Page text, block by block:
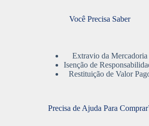
Você Precisa Saber
Extravio da Mercadoria
Isenção de
Restituição de Valor
Precisa de Ajuda Para